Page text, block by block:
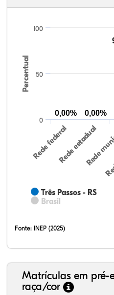
Percentual
Três Passos - RS
Brasil
Rede federalRede estadual
Rede
0
50
100
0,00% 0,00%
Fonte: INEP (2025)
Matrículas em pré-
raça/cor